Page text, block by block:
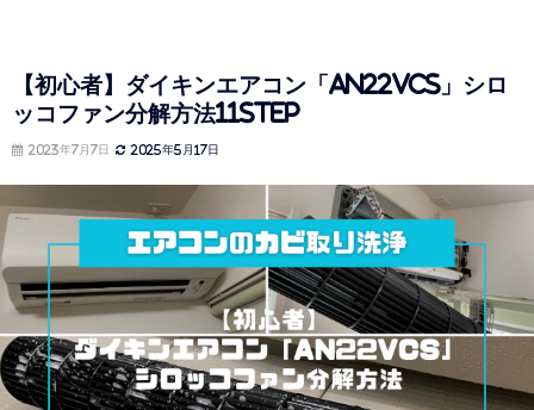
【初心者】ダイキンエアコン「AN22VCS」シロ
ッコファン分解方法11STEP
2023年7月7日 2025年5月17日